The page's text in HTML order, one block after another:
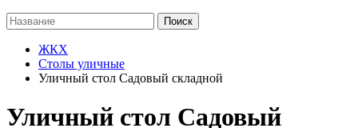
Поиск
ЖКХ
Столы уличные
Уличный стол Садовый складной
Уличный стол Садовый